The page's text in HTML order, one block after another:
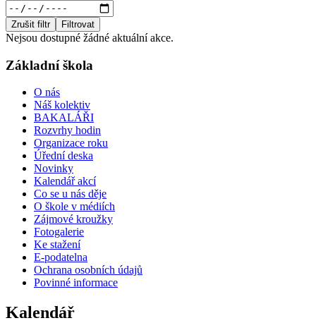
Zrušit filtr Filtrovat
Nejsou dostupné žádné aktuální akce.
Základní škola
O nás
Náš kolektiv
BAKALÁŘI
Rozvrhy hodin
Organizace roku
Úřední deska
Novinky
Kalendář akcí
Co se u nás děje
O škole v médiích
Zájmové kroužky
Fotogalerie
Ke stažení
E-podatelna
Ochrana osobních údajů
Povinné informace
Kalendář